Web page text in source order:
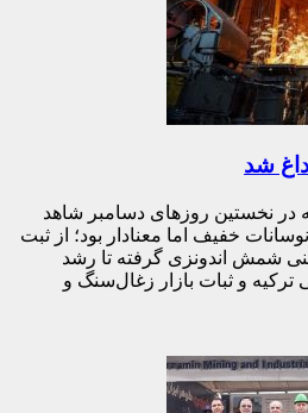
داغ شد
در نخستین روزهای دسامبر شاهد
خفیف اما معنادار بود؛ از ثبت
۱۰۰ هزار تنی شمش اندونزی گرفته تا رشد
و ثبات بازار زغال‌سنگ و